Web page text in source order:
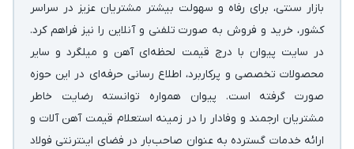
بازار سنتی، برای رفاه و سهولت بیشتر مشتریان عزیز در سراسر
کشور، خرید و فروش به صورت تلفنی و آنلاین را نیز فراهم کرد.
در سایت پیوان با درج قیمت لحظه‌ای آهن و میلگرد و سایر
محصولات تخصصی و پرکاربرد، اطلاع رسانی حرفه‌ای در این حوزه
صورت گرفته است. پیوان همواره توانسته رضایت خاطر
مشتریان ارجمند و وفادار را در زمینه استعلام قیمت آهن آلات و
ارائه خدمات گسترده به عنوان صاحب‌بار در فضای اینترنتی فولاد